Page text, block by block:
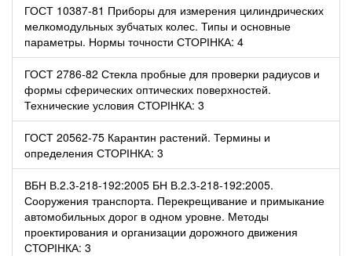
ГОСТ 10387-81 Приборы для измерения цилиндрических
мелкомодульных зубчатых колес. Типы и основные
параметры. Нормы точности СТОРІНКА: 4
ГОСТ 2786-82 Стекла пробные для проверки радиусов и
формы сферических оптических поверхностей.
Технические условия СТОРІНКА: 3
ГОСТ 20562-75 Карантин растений. Термины и
определения СТОРІНКА: 3
ВБН В.2.3-218-192:2005 БН В.2.3-218-192:2005.
Сооружения транспорта. Перекрещивание и примыкание
автомобильных дорог в одном уровне. Методы
проектирования и организации дорожного движения
СТОРІНКА: 3